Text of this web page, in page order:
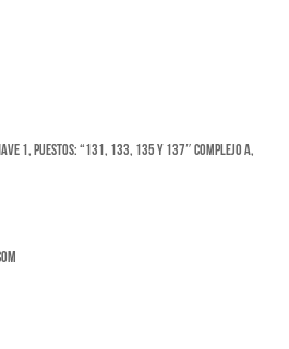
1, puestos: “131, 133, 135 y 137″ Complejo A,